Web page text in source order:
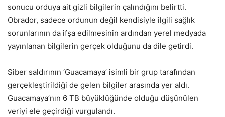
sonucu orduya ait gizli bilgilerin çalındığını belirtti.
Obrador, sadece ordunun değil kendisiyle ilgili sağlık
sorunlarının da ifşa edilmesinin ardından yerel medyada
yayınlanan bilgilerin gerçek olduğunu da dile getirdi.
Siber saldırının ‘Guacamaya’ isimli bir grup tarafından
gerçekleştirildiği de gelen bilgiler arasında yer aldı.
Guacamaya’nın 6 TB büyüklüğünde olduğu düşünülen
veriyi ele geçirdiği vurgulandı.